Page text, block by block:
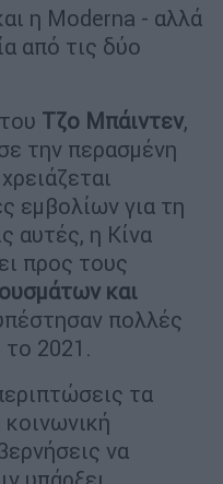
η Moderna - αλλά
από τις δύο
Τζο Μπάιντεν,
την περασμένη
εμβολίων για τη
αυτές, η Κίνα
προς τους
και
πολλές
2021.
τα
να